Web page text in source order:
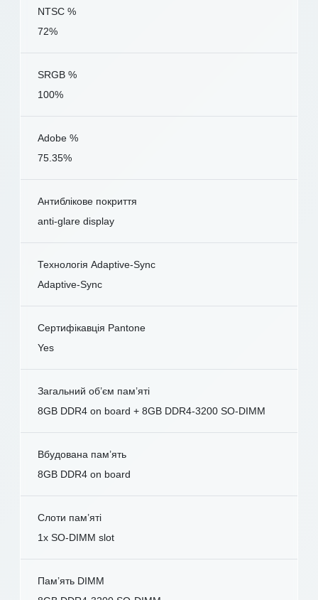
NTSC %
72%
SRGB %
100%
Adobe %
75.35%
Антиблікове покриття
anti-glare display
Технологія Adaptive-Sync
Adaptive-Sync
Сертифікавція Pantone
Yes
Загальний об’єм пам’яті
8GB DDR4 on board + 8GB DDR4-3200 SO-DIMM
Вбудована пам’ять
8GB DDR4 on board
Слоти пам’яті
1x SO-DIMM slot
Пам’ять DIMM